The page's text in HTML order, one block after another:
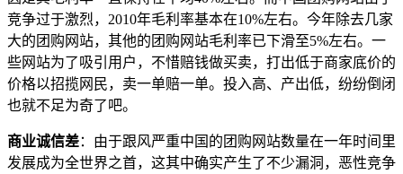
竞争过于激烈，2010年毛利率基本在10%左右。今年除去几家
大的团购网站，其他的团购网站毛利率已下滑至5%左右。一
些网站为了吸引用户，不惜赔钱做买卖，打出低于商家底价的
价格以招揽网民，卖一单赔一单。投入高、产出低，纷纷倒闭
也就不足为奇了吧。
商业诚信差：由于跟风严重中国的团购网站数量在一年时间里
发展成为全世界之首，这其中确实产生了不少漏洞，恶性竞争